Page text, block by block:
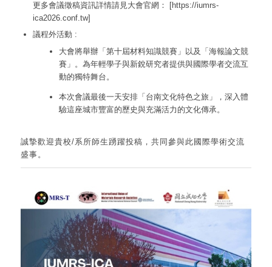
更多會議徵稿資訊詳情請見大會官網： [https://iumrs-
ica2026.conf.tw]
議程外活動 :
大會將舉辦「第十屆材料知識競賽」以及「海報論文競
賽」。為年輕學子與新銳研究者提供與國際學者交流互
動的獨特舞台。
本次會議最後一天安排「台南文化特色之旅」，深入體
驗這座城市豐富的歷史與充滿活力的文化傳承。
誠摯歡迎貴校/系所師生踴躍投稿，共同參與此國際學術交流
盛事。